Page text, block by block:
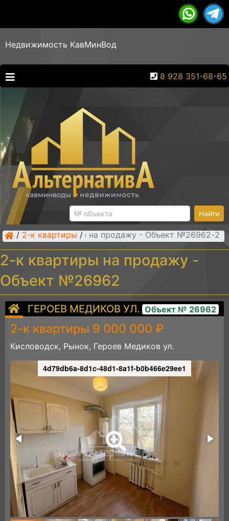
Недвижимость КавМинВод
8 928 351-68-65
Найти
/ 2-к квартиры / 2-к квартиры на продажу - Объект №26962
2-к квартиры на продажу -
Объект №26962
ГЕРОЕВ МЕДИКОВ УЛ. Объект № 26962
2-к квартиры 9 000 000 ₽
Кисловодск, Рынок, Героев Медиков ул.
4d79db6a-8d1c-48d1-8a1f-b0b466e29ee1